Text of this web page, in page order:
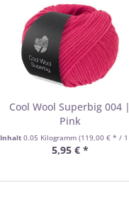
Cool Wool Superbig 004 |
Pink
Inhalt 0.05 Kilogramm (119,00 € * / 1 Kilogramm)
5,95 € *